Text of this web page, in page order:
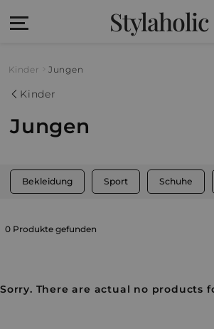
Stylaholic
Kinder Jungen
Kinder
Jungen
Bekleidung Sport Schuhe
0 Produkte gefunden
Sorry. There are actual no products